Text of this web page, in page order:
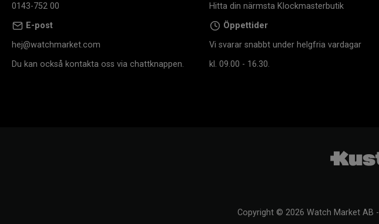
0143-752 00
E-post
hej@watchmarket.com
Du kan också kontakta oss via chattknappen.
Hitta din närmsta Klockmasterbutik
Öppettider
Vi svarar snabbt under helgfria vardagar
kl. 09.00 - 16.30.
Copyright © 2026 Watch Market AB -